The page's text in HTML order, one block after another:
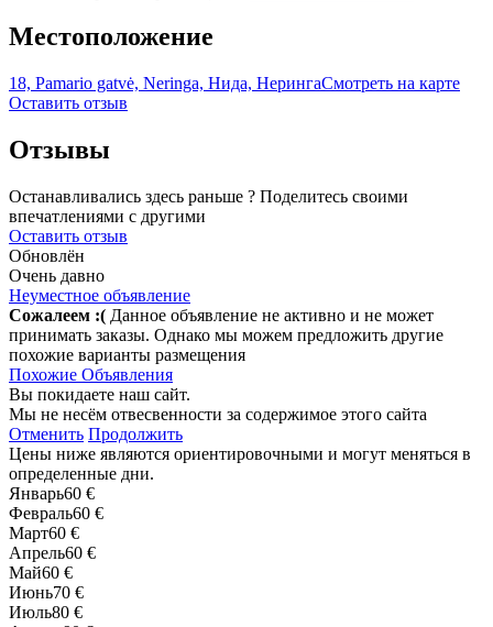
Местоположение
18, Pamario gatvė, Neringa, Нида, НерингаСмотреть на карте
Оставить отзыв
Отзывы
Останавливались здесь раньше ? Поделитесь своими
впечатлениями с другими
Оставить отзыв
Обновлён
Очень давно
Неуместное объявление
Сожалеем :( Данное объявление не активно и не может
принимать заказы. Однако мы можем предложить другие
похожие варианты размещения
Похожие Объявления
Вы покидаете наш сайт.
Мы не несём отвесвенности за содержимое этого сайта
Отменить Продолжить
Цены ниже являются ориентировочными и могут меняться в
определенные дни.
Январь60 €
Февраль60 €
Март60 €
Апрель60 €
Май60 €
Июнь70 €
Июль80 €